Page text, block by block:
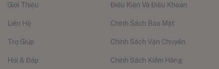
Giới Thiệu
Liên Hệ
Trợ Giúp
Hỏi & Đáp
Điều Kiện Và Điều Khoản
Chính Sách Bảo Mật
Chính Sách Vận Chuyển
Chính Sách Kiểm Hàng